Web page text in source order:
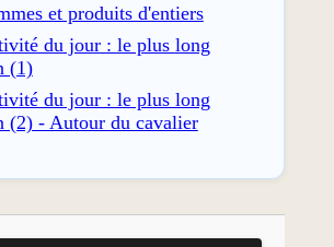
et produits d'entiers
du jour : le plus long
(1)
du jour : le plus long
(2) - Autour du cavalier